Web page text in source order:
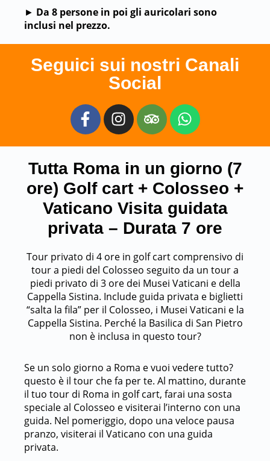
► Da 8 persone in poi gli auricolari sono
inclusi nel prezzo.
Seguici sui nostri Canali
Social
Tutta Roma in un giorno (7
ore) Golf cart + Colosseo +
Vaticano Visita guidata
privata – Durata 7 ore
Tour privato di 4 ore in golf cart comprensivo di
tour a piedi del Colosseo seguito da un tour a
piedi privato di 3 ore dei Musei Vaticani e della
Cappella Sistina. Include guida privata e biglietti
“salta la fila” per il Colosseo, i Musei Vaticani e la
Cappella Sistina. Perché la Basilica di San Pietro
non è inclusa in questo tour?
Se un solo giorno a Roma e vuoi vedere tutto?
questo è il tour che fa per te. Al mattino, durante
il tuo tour di Roma in golf cart, farai una sosta
speciale al Colosseo e visiterai l’interno con una
guida. Nel pomeriggio, dopo una veloce pausa
pranzo, visiterai il Vaticano con una guida
privata.